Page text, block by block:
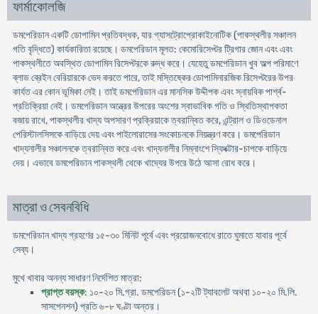
ফার্মাকোলজি
ডমপেরিডান একটি ডােপামিন প্রতিবদ্ধক, যার গ্যাসট্রোপ্রােকাইনােটিক (পাকস্থলীর সঞ্চালন
গতি বৃদ্ধিতে) কার্যকারিতা রয়েছে। ডমপেরিডান মূলত: কেমােরিসেপ্টর ট্রিগার জোন এবং এবং
পাকস্থলীতে অবস্থিত ডােপামিন রিসেপ্টরকে রুদ্ধ করে। যেহেতু ডমপেরিডান খুব অল্প পরিমাণে
ব্লাড ব্রেইন বেরিয়ারকে ভেদ করতে পারে, তাই মস্তিষ্কের ডােপামিনারজিক রিসেপ্টরের উপর
কার্যত এর কোন ভূমিকা নেই। তাই ডমপেরিডান এর মানসিক উদ্দীপক এবং স্নায়বিক পার্শ্ব-
প্রতিক্রিয়া নেই। ডমপেরিডান অন্ত্রের উপরের অংশের স্বাভাবিক গতি ও স্থিতিস্থাপকতা
বজায় রাখে, পাকস্থলীর খাদ্য অপসারণ প্রক্রিয়াকে ত্বরান্বিত করে, এন্ট্রাল ও ডিওডেনাল
পেরিস্টালসিসকে বাড়িয়ে দেয় এবং পাইলােরাসের সংকোচনকে নিয়ন্ত্রণ করে। ডমপেরিডান
খাদ্যনালীর সঞ্চালনকে ত্বরান্বিত করে এবং খাদ্যনালীর নিম্নাংশে স্ফিংক্টার-চাপকে বাড়িয়ে
দেয়। এভাবে ডমপেরিডান পাকস্থলী থেকে খাদ্যের উপরে উঠে আসা রােধ করে।
মাত্রা ও সেবনবিধি
ডমপেরিডান খাদ্য গ্রহণের ১৫-৩০ মিনিট পূর্বে এবং প্রয়োজনবােধে রাতে ঘুমাতে যাবার পূর্বে
সেব্য।
মুখে খাবার অনন্য সাধারণ নির্দেশিত মাত্রা:
প্রাপ্ত বয়স্ক: ১০-২০ মি.গ্রা. ডমপেরিডন (১-২টি ট্যাবলেট অথবা ১০-২০ মি.লি.
সাসপেনশন) প্রতি ৬-৮ ঘণ্টা অন্তর।